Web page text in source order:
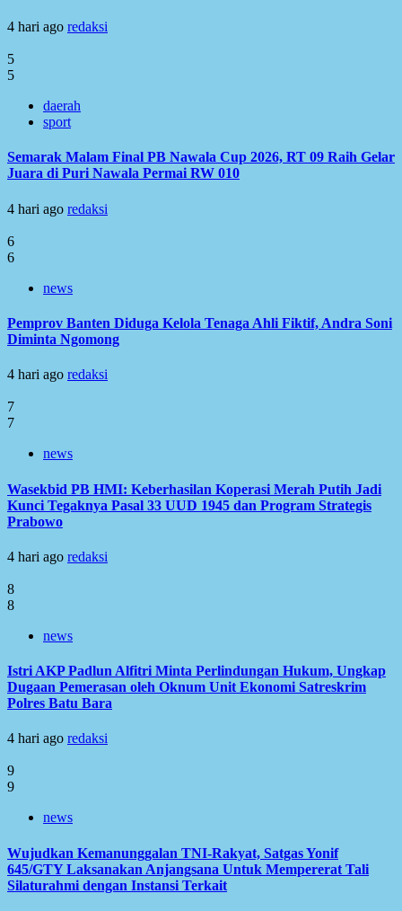
4 hari ago redaksi
5
5
daerah
sport
Semarak Malam Final PB Nawala Cup 2026, RT 09 Raih Gelar
Juara di Puri Nawala Permai RW 010
4 hari ago redaksi
6
6
news
Pemprov Banten Diduga Kelola Tenaga Ahli Fiktif, Andra Soni
Diminta Ngomong
4 hari ago redaksi
7
7
news
Wasekbid PB HMI: Keberhasilan Koperasi Merah Putih Jadi
Kunci Tegaknya Pasal 33 UUD 1945 dan Program Strategis
Prabowo
4 hari ago redaksi
8
8
news
Istri AKP Padlun Alfitri Minta Perlindungan Hukum, Ungkap
Dugaan Pemerasan oleh Oknum Unit Ekonomi Satreskrim
Polres Batu Bara
4 hari ago redaksi
9
9
news
Wujudkan Kemanunggalan TNI-Rakyat, Satgas Yonif
645/GTY Laksanakan Anjangsana Untuk Mempererat Tali
Silaturahmi dengan Instansi Terkait